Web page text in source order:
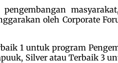
oleh Corporate
1 untuk program
Silver atau Terbaik 3